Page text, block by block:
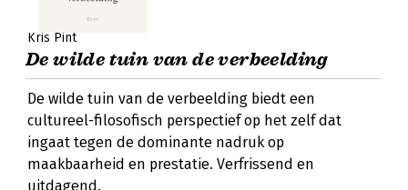
Kris Pint
De wilde tuin van de verbeelding
De wilde tuin van de verbeelding biedt een
cultureel-filosofisch perspectief op het zelf dat
ingaat tegen de dominante nadruk op
maakbaarheid en prestatie. Verfrissend en
uitdagend.